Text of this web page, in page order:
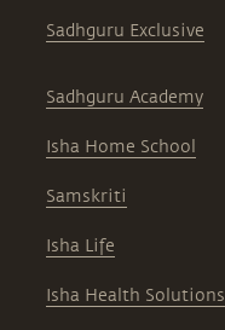
Sadhguru Exclusive
Sadhguru Academy
Isha Home School
Samskriti
Isha Life
Isha Health Solutions